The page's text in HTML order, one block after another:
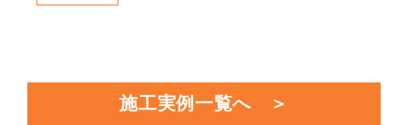
施工実例一覧へ